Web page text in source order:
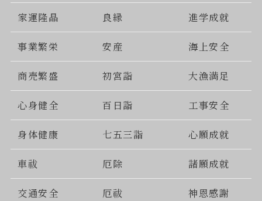
家運隆晶 良縁 進学成就
事業繁栄 安産 海上安全
商売繁盛 初宮詣 大漁満足
心身健全 百日詣 工事安全
身体健康 七五三詣 心願成就
車祓 厄除 諸願成就
交通安全 厄祓 神恩感謝